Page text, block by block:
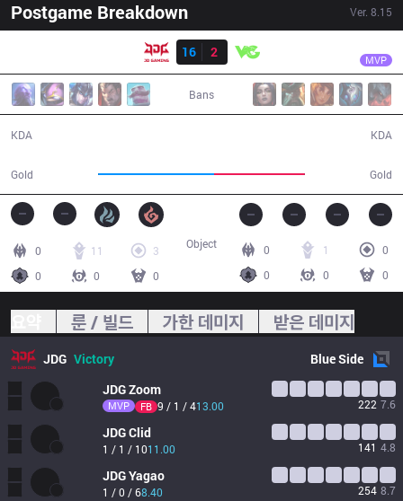
Postgame Breakdown Ver. 8.15
16
2 MVP
Bans
KDA
Gold Gold
KDA
0 11
3
0
0 0
0 1
0
0
0 0
Object
룬 / 빌드 가한 데미지 받은 데미지
JDG Victory BlueSide
JDGZoom
MVP FB 9 / 1 / 413.00 222 7.6
JDGClid
1 / 1 / 1011.00 141 4.8
JDGYagao
1 / 0 / 68.40 254 8.7